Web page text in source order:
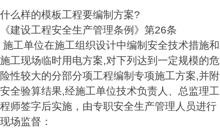
什么样的模板工程要编制方案?
《建设工程安全生产管理条例》第26条
施工单位在施工组织设计中编制安全技术措施和
施工现场临时用电方案,对下列达到一定规模的危
险性较大的分部分项工程编制专项施工方案,并附
安全验算结果,经施工单位技术负责人、总监理工
程师签字后实施，由专职安全生产管理人员进行
现场监督：